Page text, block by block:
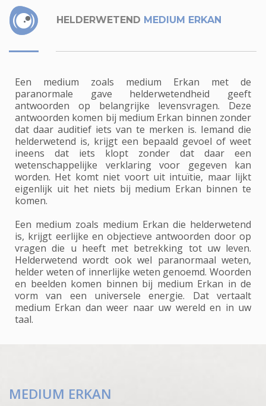
HELDERWETEND MEDIUM ERKAN
Een medium zoals medium Erkan met de
paranormale gave helderwetendheid geeft
antwoorden op belangrijke levensvragen. Deze
antwoorden komen bij medium Erkan binnen zonder
dat daar auditief iets van te merken is. Iemand die
helderwetend is, krijgt een bepaald gevoel of weet
ineens dat iets klopt zonder dat daar een
wetenschappelijke verklaring voor gegeven kan
worden. Het komt niet voort uit intuïtie, maar lijkt
eigenlijk uit het niets bij medium Erkan binnen te
komen.
Een medium zoals medium Erkan die helderwetend
is, krijgt eerlijke en objectieve antwoorden door op
vragen die u heeft met betrekking tot uw leven.
Helderwetend wordt ook wel paranormaal weten,
helder weten of innerlijke weten genoemd. Woorden
en beelden komen binnen bij medium Erkan in de
vorm van een universele energie. Dat vertaalt
medium Erkan dan weer naar uw wereld en in uw
taal.
MEDIUM ERKAN